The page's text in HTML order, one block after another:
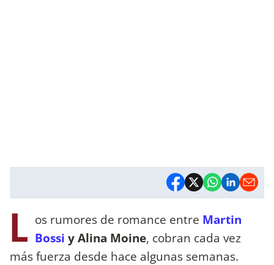
L os rumores de romance entre Martin
Bossi y Alina Moine, cobran cada vez
más fuerza desde hace algunas semanas.